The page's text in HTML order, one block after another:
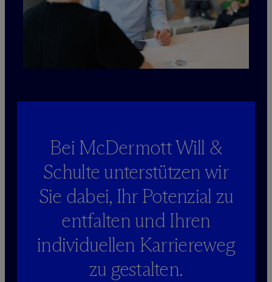
Bei McDermott Will &
Schulte unterstützen wir
Sie dabei, Ihr Potenzial zu
entfalten und Ihren
individuellen Karriereweg
zu gestalten.